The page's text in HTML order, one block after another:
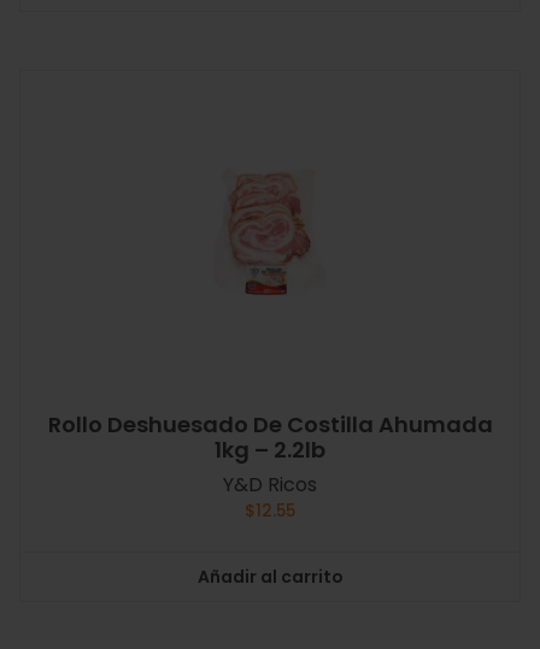
Rollo Deshuesado De Costilla Ahumada
1kg – 2.2lb
Y&D Ricos
$12.55
Añadir al carrito